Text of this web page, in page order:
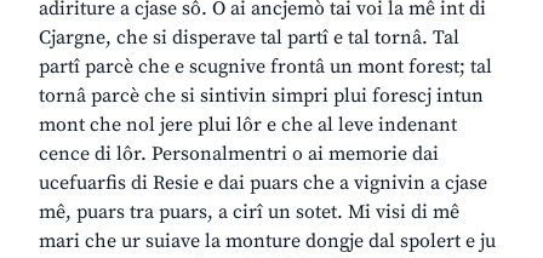
adiriture a cjase sô. O ai ancjemò tai voi la mê int di
Cjargne, che si disperave tal partî e tal tornâ. Tal
partî parcè che e scugnive frontâ un mont forest; tal
tornâ parcè che si sintivin simpri plui forescj intun
mont che nol jere plui lôr e che al leve indenant
cence di lôr. Personalmentri o ai memorie dai
ucefuarfis di Resie e dai puars che a vignivin a cjase
mê, puars tra puars, a cirî un sotet. Mi visi di mê
mari che ur suiave la monture dongje dal spolert e ju